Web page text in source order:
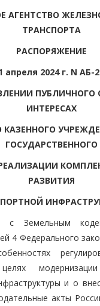
АГЕНТСТВО
ТРАНСПОРТА
РАСПОРЯЖЕНИЕ
апреля 2024 г. N АБ-
ПУБЛИЧНОГО
ИНТЕРЕСАХ
КАЗЕННОГО
ГОСУДАРСТВЕННОГО
РАЗВИТИЯ
с Земельным
4 Федерального
и о
акты